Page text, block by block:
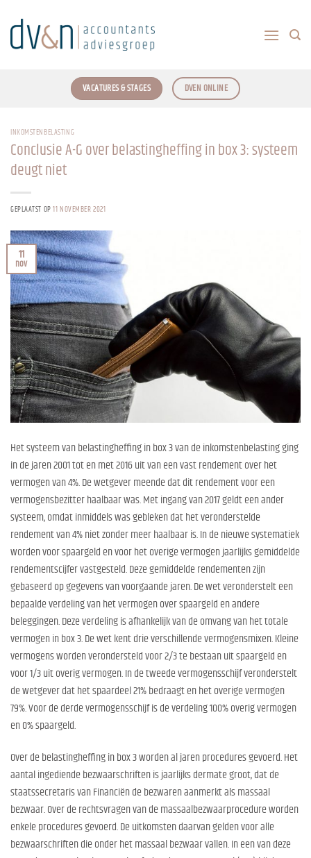
naar
inhoud
VACATURES & STAGES DVEN ONLINE
INKOMSTENBELASTING
Conclusie A-G over belastingheffing in box 3: systeem
deugt niet
GEPLAATST OP11 NOVEMBER 2021
11
nov
Het systeem van belastingheffing in box 3 van de inkomstenbelasting ging
in de jaren 2001 tot en met 2016 uit van een vast rendement over het
vermogen van 4%. De wetgever meende dat dit rendement voor een
vermogensbezitter haalbaar was. Met ingang van 2017 geldt een ander
systeem, omdat inmiddels was gebleken dat het veronderstelde
rendement van 4% niet zonder meer haalbaar is. In de nieuwe systematiek
worden voor spaargeld en voor het overige vermogen jaarlijks gemiddelde
rendementscijfer vastgesteld. Deze gemiddelde rendementen zijn
gebaseerd op gegevens van voorgaande jaren. De wet veronderstelt een
bepaalde verdeling van het vermogen over spaargeld en andere
beleggingen. Deze verdeling is afhankelijk van de omvang van het totale
vermogen in box 3. De wet kent drie verschillende vermogensmixen. Kleine
vermogens worden verondersteld voor 2/3 te bestaan uit spaargeld en
voor 1/3 uit overig vermogen. In de tweede vermogensschijf veronderstelt
de wetgever dat het spaardeel 21% bedraagt en het overige vermogen
79%. Voor de derde vermogensschijf is de verdeling 100% overig vermogen
en 0% spaargeld.
Over de belastingheffing in box 3 worden al jaren procedures gevoerd. Het
aantal ingediende bezwaarschriften is jaarlijks dermate groot, dat de
staatssecretaris van Financiën de bezwaren aanmerkt als massaal
bezwaar. Over de rechtsvragen van de massaalbezwaarprocedure worden
enkele procedures gevoerd. De uitkomsten daarvan gelden voor alle
bezwaarschriften die onder het massaal bezwaar vallen. In een van deze